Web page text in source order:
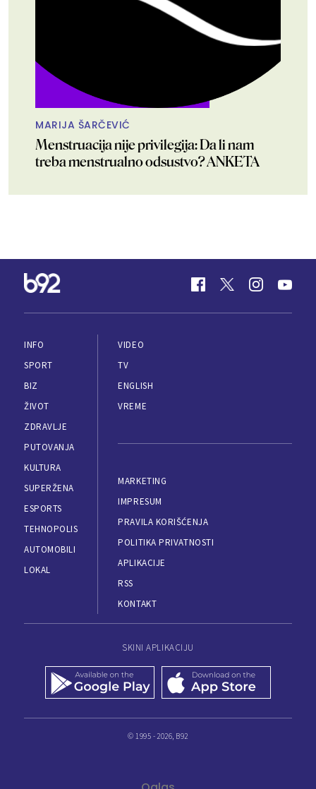
MARIJA ŠARČEVIĆ
Menstruacija nije privilegija: Da li nam
treba menstrualno odsustvo? ANKETA
INFO
SPORT
BIZ
ŽIVOT
ZDRAVLJE
PUTOVANJA
KULTURA
SUPERŽENA
ESPORTS
TEHNOPOLIS
AUTOMOBILI
LOKAL
VIDEO
TV
ENGLISH
VREME
MARKETING
IMPRESUM
PRAVILA KORIŠĆENJA
POLITIKA PRIVATNOSTI
APLIKACIJE
RSS
KONTAKT
SKINI APLIKACIJU
© 1995 - 2026, B92